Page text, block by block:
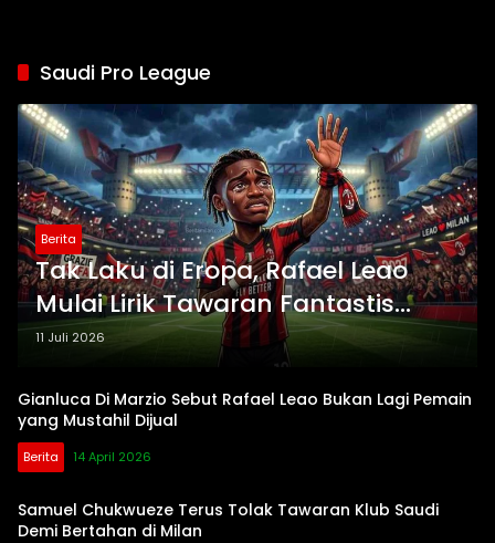
Saudi Pro League
Berita
Tak Laku di Eropa, Rafael Leao
Mulai Lirik Tawaran Fantastis
Arab Saudi
11 Juli 2026
Gianluca Di Marzio Sebut Rafael Leao Bukan Lagi Pemain
yang Mustahil Dijual
Berita 14 April 2026
Samuel Chukwueze Terus Tolak Tawaran Klub Saudi
Demi Bertahan di Milan